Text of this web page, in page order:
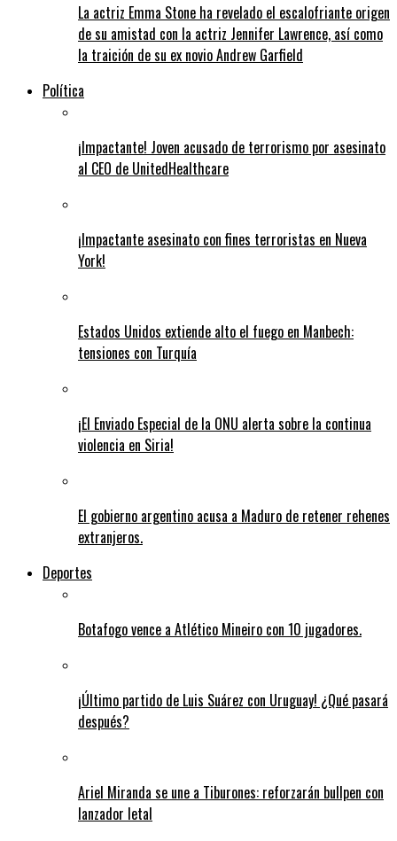
La actriz Emma Stone ha revelado el escalofriante origen
de su amistad con la actriz Jennifer Lawrence, así como
la traición de su ex novio Andrew Garfield
Política
¡Impactante! Joven acusado de terrorismo por asesinato
al CEO de UnitedHealthcare
¡Impactante asesinato con fines terroristas en Nueva
York!
Estados Unidos extiende alto el fuego en Manbech:
tensiones con Turquía
¡El Enviado Especial de la ONU alerta sobre la continua
violencia en Siria!
El gobierno argentino acusa a Maduro de retener rehenes
extranjeros.
Deportes
Botafogo vence a Atlético Mineiro con 10 jugadores.
¡Último partido de Luis Suárez con Uruguay! ¿Qué pasará
después?
Ariel Miranda se une a Tiburones: reforzarán bullpen con
lanzador letal